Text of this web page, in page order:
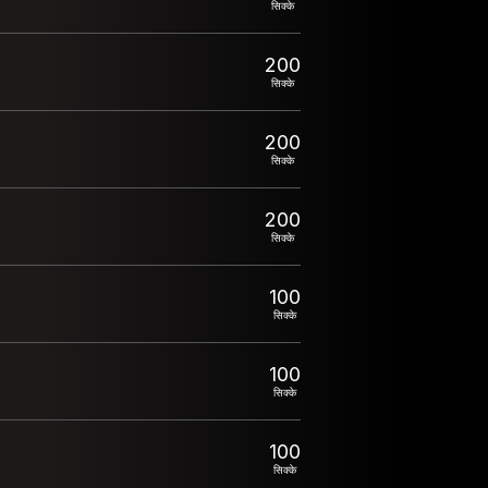
सिक्के
200
सिक्के
200
सिक्के
200
सिक्के
100
सिक्के
100
सिक्के
100
सिक्के